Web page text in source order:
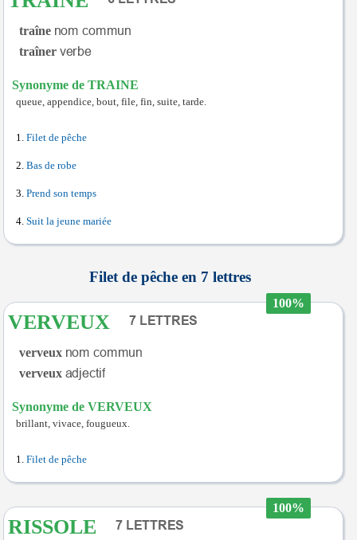
traîne
traîner
Synonyme de TRAINE
queue, appendice, bout, file, fin, suite, tarde.
Filet de pêche
Bas de robe
Prend son temps
Suit la jeune mariée
Filet de pêche en 7 lettres
100%
VERVEUX
verveux
verveux
Synonyme de VERVEUX
brillant, vivace, fougueux.
Filet de pêche
100%
RISSOLE